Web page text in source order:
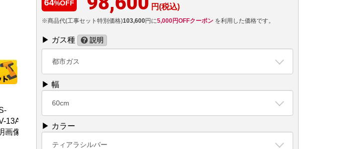
64%OFF 円(税込)
※商品代(工事セット特別価格)103,600円に5,000円OFFクーポン を利用した価格です。
▶ ガス種 説明
都市ガス
▶ 幅
60cm
▶ カラー
ティアラシルバー